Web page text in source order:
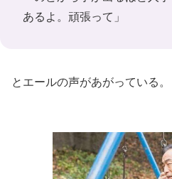
あるよ。頑張って」
とエールの声があがっている。